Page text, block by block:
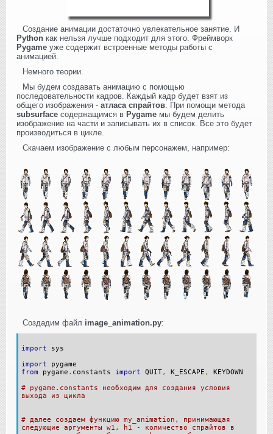
Создание анимации достаточно увлекательное занятие. И
Python как нельзя лучше подходит для этого. Фреймворк
Pygame уже содержит встроенные методы работы с
анимацией.
Немного теории.
Мы будем создавать анимацию с помощью
последовательности кадров. Каждый кадр будет взят из
общего изображения - атласа спрайтов . При помощи метода
subsurface содержащимся в Pygame мы будем делить
изображение на части и записывать их в список. Все это будет
производиться в цикле.
Скачаем изображение с любым персонажем, например:
Создадим файл image_animation.py:
import sys
import pygame
from pygame . constants import QUIT, K_ESCAPE ,
KEYDOWN
# pygame.constants необходим для создания условия
выхода из цикла
# далее создаем функцию my_animation, принимающая
следующие аргументы w1, h1 - количество спрайтов в